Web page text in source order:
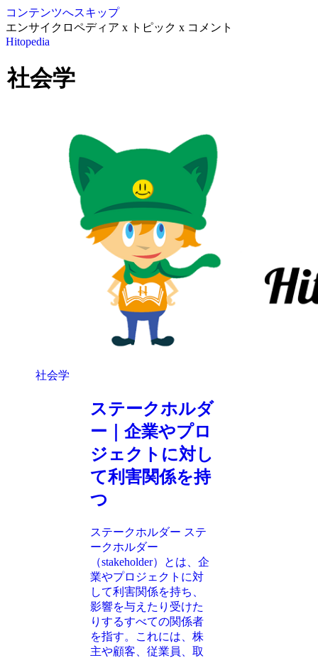
コンテンツへスキップ
エンサイクロペディア x トピック x コメント
Hitopedia
社会学
社会学
ステークホルダ
ー｜企業やプロ
ジェクトに対し
て利害関係を持
つ
ステークホルダー ステ
ークホルダー
（stakeholder）とは、企
業やプロジェクトに対
して利害関係を持ち、
影響を与えたり受けた
りするすべての関係者
を指す。これには、株
主や顧客、従業員、取